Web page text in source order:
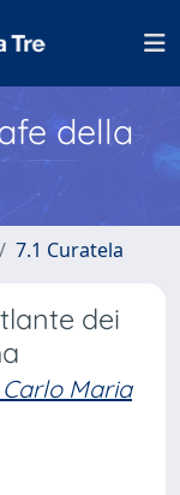
della
7.1 Curatela
dei
Carlo Maria